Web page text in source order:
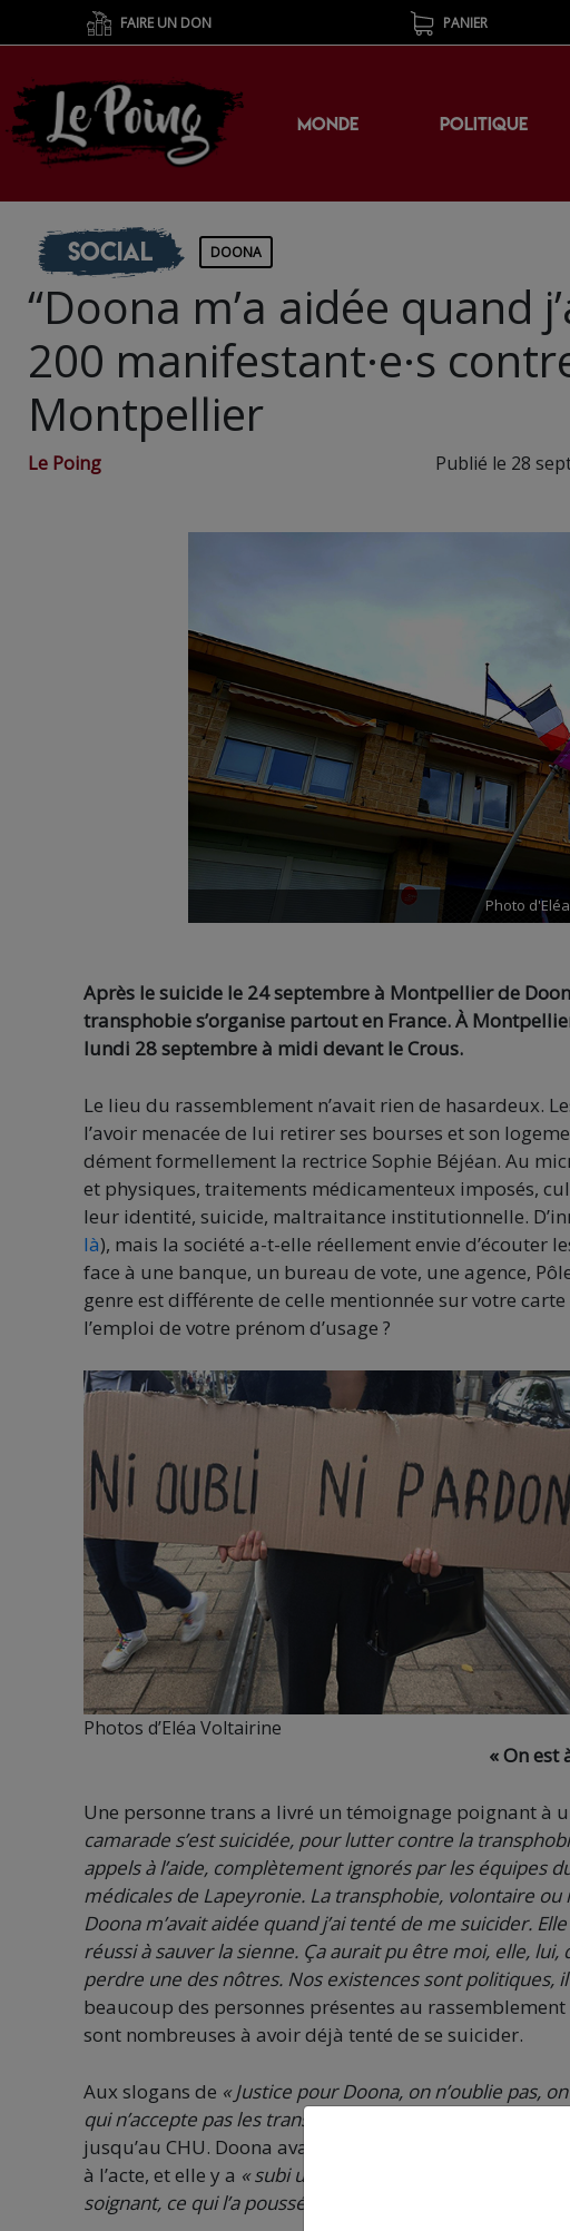
FAIRE UN DON PANIER
MONDE POLITIQUE
Social DOONA
“Doona m’a aidée quand
200 manifestant·e·s
Montpellier
Le Poing Publié le 28
Photo
Après le suicide le 24 septembre à Montpellier de
transphobie s’organise partout en France. À
lundi 28 septembreà midi devant le Crous.
Le lieu du rassemblement n’avait rien de hasardeux.
l’avoir menacée de lui retirer ses bourses et son
dément formellement la rectrice Sophie Béjéan. Au
et physiques, traitements médicamenteux imposés,
leur identité, suicide, maltraitance institutionnelle.
là), mais la société a-t-elle réellement envie d’écouter
face à une banque, un bureau de vote, une agence,
genre est différente de celle mentionnée sur votre
l’emploi de votre prénom d’usage ?
Photos d’Eléa Voltairine
«Onest
Une personne trans a livré un témoignage poignant à
camarade s’est suicidée, pour lutter contre la
appels à l’aide, complètement ignorés par les équipes
médicales de Lapeyronie. La transphobie, volontaire
Doona m’avait aidée quand j’ai tenté de me suicider.
réussi à sauver la sienne. Ça aurait pu être moi, elle,
perdre une des nôtres. Nos existences sont politiques,
beaucoup des personnes présentes au
sont nombreuses à avoir déjà tenté de se suicider.
Aux slogans de « Justice pour Doona, on n’oublie pas,
qui n’accepte pas les trans, les gouines et les pédés »,
jusqu’au CHU. Doona avait été emmenée aux
à l’acte, et elle y a « subi une maltraitance médicale
soignant, ce qui l’a poussé à s’enfuir avant d’avoir reçu